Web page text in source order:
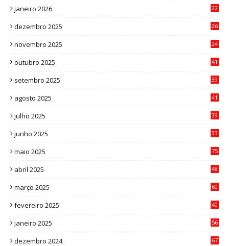
janeiro 2026
22
dezembro 2025
26
novembro 2025
24
outubro 2025
41
setembro 2025
39
agosto 2025
41
julho 2025
39
junho 2025
33
maio 2025 75
abril 2025
48
março 2025
60
fevereiro 2025
40
janeiro 2025
56
dezembro 2024
67